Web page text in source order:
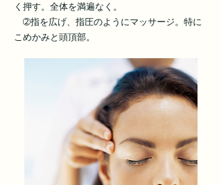
く押す。全体を満遍なく。
➁指を広げ、指圧のようにマッサージ。特に
こめかみと頭頂部。